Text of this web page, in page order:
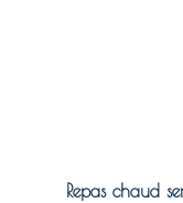
Repas chaud